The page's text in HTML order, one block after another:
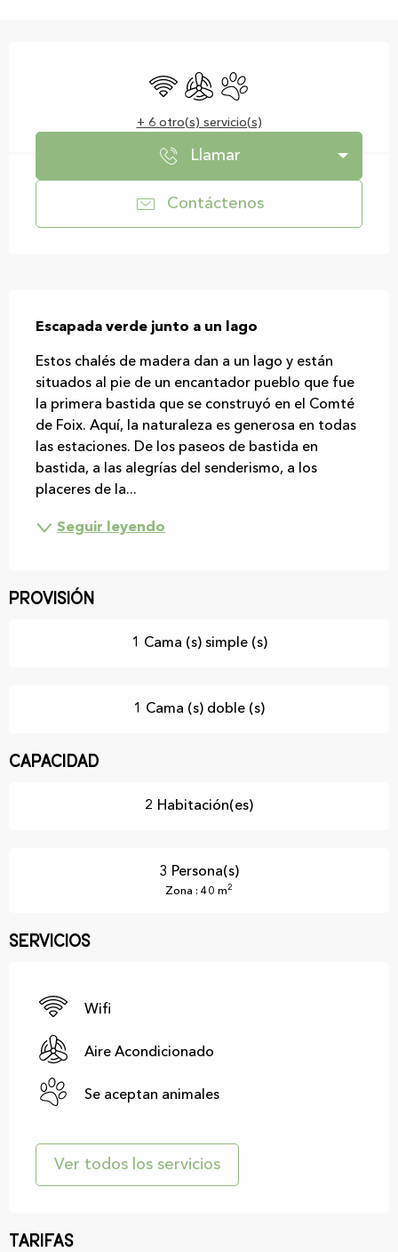
Wifi Aire Acondicionado
Se aceptan animales
+ 6 otro(s) servicio(s)
Llamar
Contáctenos
Escapada verde junto a un lago
Estos chalés de madera dan a un lago y están
situados al pie de un encantador pueblo que fue
la primera bastida que se construyó en el Comté
de Foix. Aquí, la naturaleza es generosa en todas
las estaciones. De los paseos de bastida en
bastida, a las alegrías del senderismo, a los
placeres de la...
Seguir leyendo
Provisión
1 Cama (s) simple (s)
1 Cama (s) doble (s)
Capacidad
2 Habitación(es)
3 Persona(s)
Zona : 40 m2
Servicios
Wifi
Aire Acondicionado
Se aceptan animales
Ver todos los servicios
Tarifas